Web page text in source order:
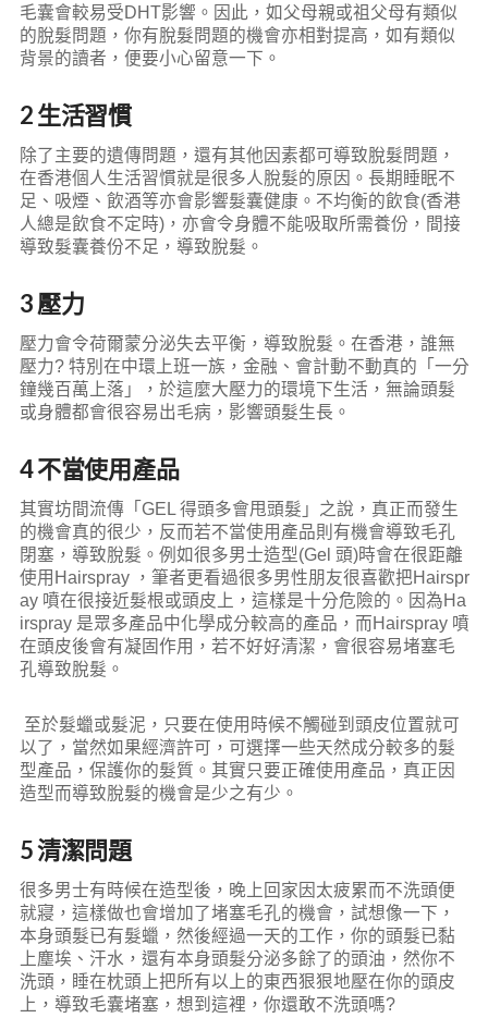
毛囊會較易受DHT影響。因此，如父母親或祖父母有類似
的脫髮問題，你有脫髮問題的機會亦相對提高，如有類似
背景的讀者，便要小心留意一下。
2 生活習慣
除了主要的遺傳問題，還有其他因素都可導致脫髮問題，
在香港個人生活習慣就是很多人脫髮的原因。長期睡眠不
足、吸煙、飲酒等亦會影響髮囊健康。不均衡的飲食(香港
人總是飲食不定時)，亦會令身體不能吸取所需養份，間接
導致髮囊養份不足，導致脫髮。
3 壓力
壓力會令荷爾蒙分泌失去平衡，導致脫髮。在香港，誰無
壓力? 特別在中環上班一族，金融、會計動不動真的「一分
鐘幾百萬上落」，於這麼大壓力的環境下生活，無論頭髮
或身體都會很容易出毛病，影響頭髮生長。
4 不當使用產品
其實坊間流傳「GEL 得頭多會甩頭髮」之說，真正而發生
的機會真的很少，反而若不當使用產品則有機會導致毛孔
閉塞，導致脫髮。例如很多男士造型(Gel 頭)時會在很距離
使用Hairspray ，筆者更看過很多男性朋友很喜歡把Hairspr
ay 噴在很接近髮根或頭皮上，這樣是十分危險的。因為Ha
irspray 是眾多產品中化學成分較高的產品，而Hairspray 噴
在頭皮後會有凝固作用，若不好好清潔，會很容易堵塞毛
孔導致脫髮。
至於髮蠟或髮泥，只要在使用時候不觸碰到頭皮位置就可
以了，當然如果經濟許可，可選擇一些天然成分較多的髮
型產品，保護你的髮質。其實只要正確使用產品，真正因
造型而導致脫髮的機會是少之有少。
5 清潔問題
很多男士有時候在造型後，晚上回家因太疲累而不洗頭便
就寢，這樣做也會增加了堵塞毛孔的機會，試想像一下，
本身頭髮已有髮蠟，然後經過一天的工作，你的頭髮已黏
上塵埃、汗水，還有本身頭髮分泌多餘了的頭油，然你不
洗頭，睡在枕頭上把所有以上的東西狠狠地壓在你的頭皮
上，導致毛囊堵塞，想到這裡，你還敢不洗頭嗎?